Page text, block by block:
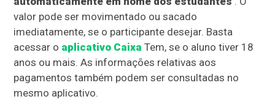
valor pode ser movimentado ou sacado
imediatamente, se o participante desejar. Basta
acessar o aplicativo Caixa Tem, se o aluno tiver 18
anos ou mais. As informações relativas aos
pagamentos também podem ser consultadas no
mesmo aplicativo.